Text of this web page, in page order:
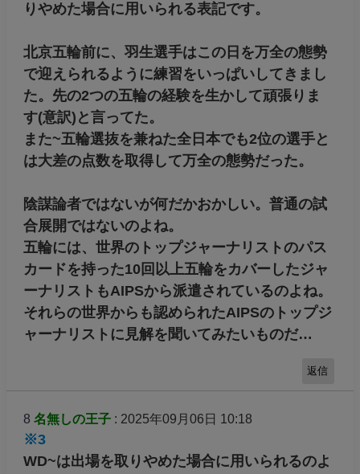
りやめた場合に用いられる表記です。
北京五輪前に、羽生選手はこの日を万全の態勢
で迎えられるように練習をいっぱいしてきまし
た。先の2つの五輪の経験を生かして頑張りま
す(意訳)と言ってた。
また~五輪選抜を兼ねた全日本でも2位の選手と
は大差の点数を取得して万全の態勢だった。
陰謀論者ではないが何だかおかしい。普通の試
合展開ではないのよね。
五輪には、世界のトップジャーナリストのパス
カードを持った10回以上五輪をカバーしたジャ
ーナリストもAIPSから派遣されているのよね。
それらの世界からも認められたAIPSのトップジ
ャーナリストに見解を聞いてみたいものだ…
返信
8 名無しの王子: 2025年09月06日 10:18
※3
WD~は出場を取りやめた場合に用いられるのよ